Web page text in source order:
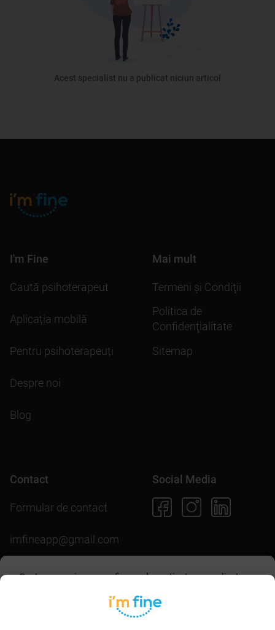
Pentru scopuri precum afișarea de conținut personalizat,
navigării pe acest site înseamnă că ești de acord să
permiți colectarea de informații prin cookie-uri.
Acest specialist nu a publicat niciun articol
I'm Fine
Caută psihoterapeut
Aplicația mobilă
Pentru psihoterapeuți
Despre noi
Blog
Mai mult
Termeni şi Condiţii
Politica de
Confidenţialitate
Sitemap
Contact
Formular de contact
imfineapp@gmail.com
Social Media